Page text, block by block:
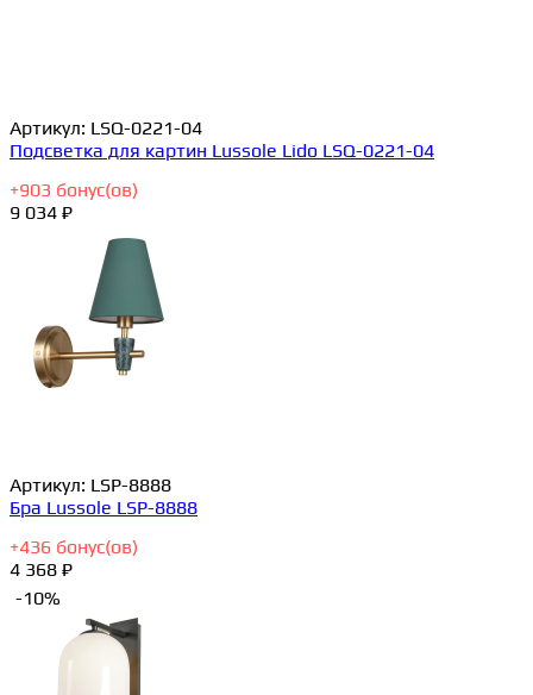
Артикул: LSQ-0221-04
Подсветка для картин Lussole Lido LSQ-0221-04
+903 бонус(ов)
9 034 ₽
Артикул: LSP-8888
Бра Lussole LSP-8888
+436 бонус(ов)
4 368 ₽
-10%